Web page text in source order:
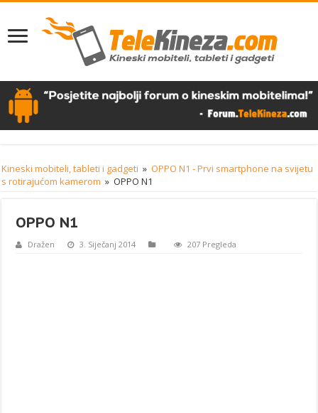
Kineski mobiteli, tableti i gadgeti » OPPO N1 - Prvi smartphone na svijetu
s rotirajućom kamerom » OPPO N1
OPPO N1
Dražen 3. Siječanj 2014 207 Pregleda